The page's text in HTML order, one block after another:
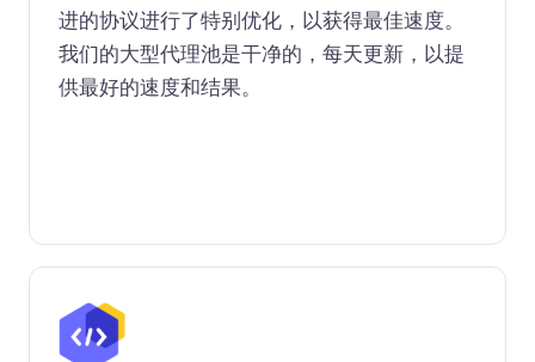
进的协议进行了特别优化，以获得最佳速度。
我们的大型代理池是干净的，每天更新，以提
供最好的速度和结果。